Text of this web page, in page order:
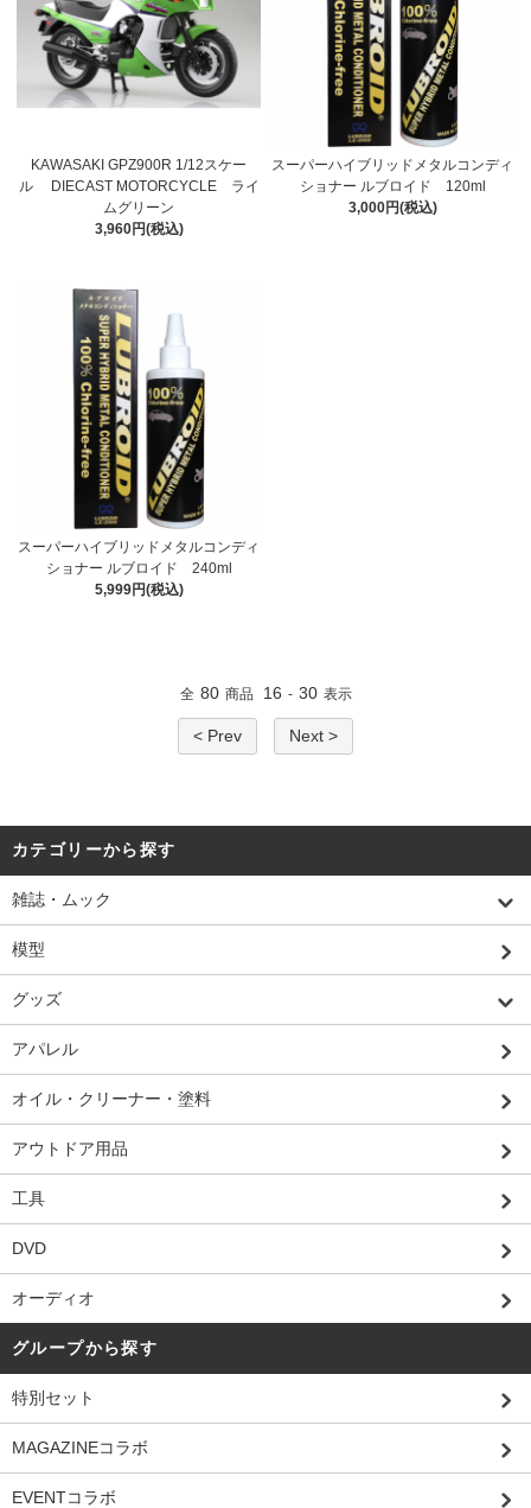
KAWASAKI GPZ900R 1/12スケー
ル DIECAST MOTORCYCLE ライ
ムグリーン
3,960円(税込)
スーパーハイブリッドメタルコンディ
ショナー ルブロイド 120ml
3,000円(税込)
スーパーハイブリッドメタルコンディ
ショナー ルブロイド 240ml
5,999円(税込)
全 80 商品 16 - 30 表示
< Prev Next >
カテゴリーから探す
雑誌・ムック
模型
グッズ
アパレル
オイル・クリーナー・塗料
アウトドア用品
工具
DVD
オーディオ
グループから探す
特別セット
MAGAZINEコラボ
EVENTコラボ